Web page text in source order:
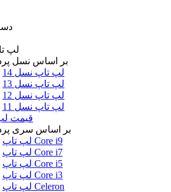
لپ
بر اساس نسل
لپ تاپ نسل 14
لپ تاپ نسل 13
لپ تاپ نسل 12
لپ تاپ نسل 11
قیمت
بر اساس سری
لپ تاپ Core i9
لپ تاپ Core i7
لپ تاپ Core i5
لپ تاپ Core i3
لپ تاپ Celeron